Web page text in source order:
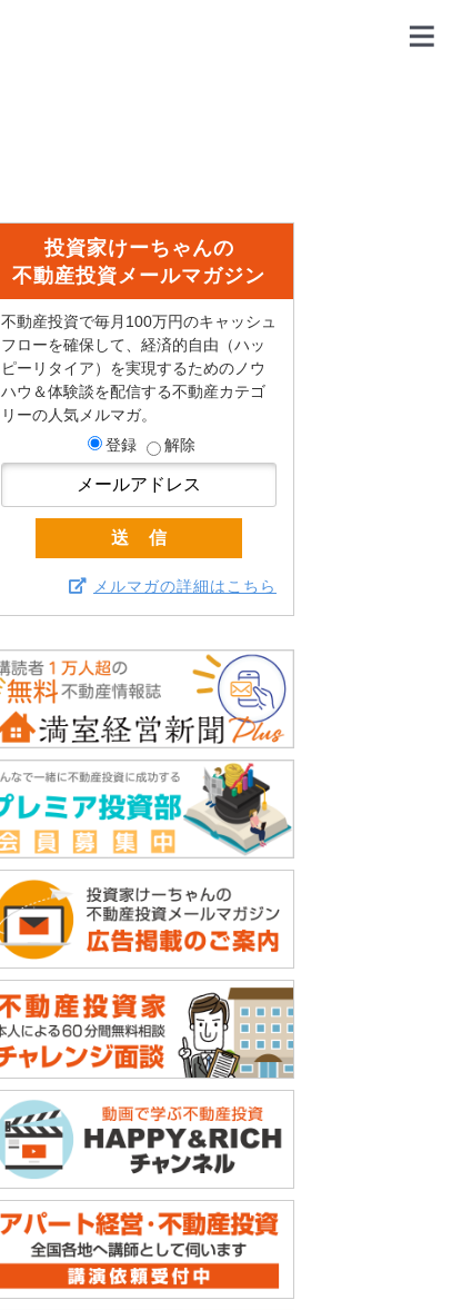
投資家けーちゃんの
不動産投資メールマガジン
不動産投資で毎月100万円のキャッシュ
フローを確保して、経済的自由（ハッ
ピーリタイア）を実現するためのノウ
ハウ＆体験談を配信する不動産カテゴ
リーの人気メルマガ。
登録
解除
メルマガの詳細はこちら